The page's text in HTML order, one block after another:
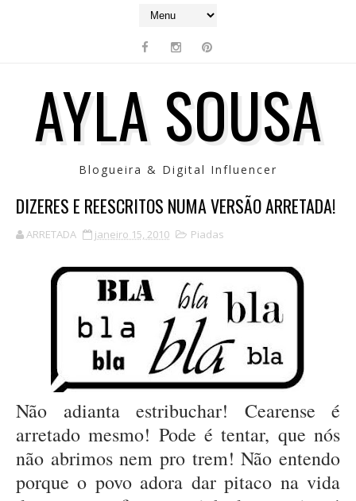
AYLA SOUSA
Blogueira & Digital Influencer
DIZERES E REESCRITOS NUMA VERSÃO ARRETADA!
ARRETADA janeiro 15, 2010 Piadas
Não adianta estribuchar! Cearense é
arretado mesmo! Pode é tentar, que nós
não abrimos nem pro trem! Não entendo
porque o povo adora dar pitaco na vida